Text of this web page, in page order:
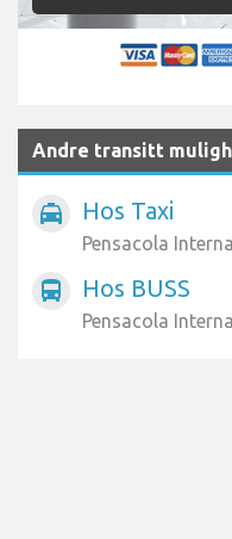
Andre transitt
local_taxi Hos Taxi
Pensacola
directions_bus Hos BUSS
Pensacola